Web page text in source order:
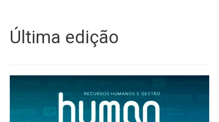
Última edição